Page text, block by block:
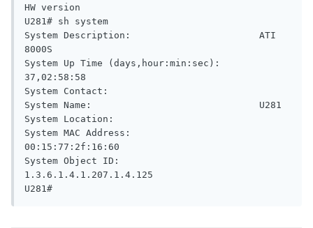
HW version
U281# sh system
System Description:                       ATI
8000S
System Up Time (days,hour:min:sec):
37,02:58:58
System Contact:
System Name:                              U281
System Location:
System MAC Address:
00:15:77:2f:16:60
System Object ID:
1.3.6.1.4.1.207.1.4.125
U281#